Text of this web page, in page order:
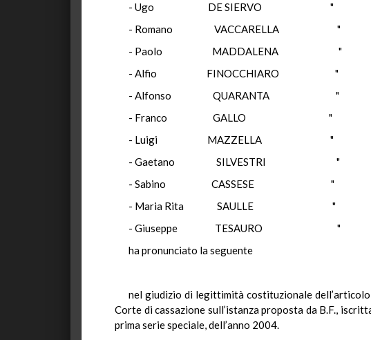
- Ugo DE SIERVO "
- Romano VACCARELLA "
- Paolo MADDALENA "
- Alfio FINOCCHIARO "
- Alfonso QUARANTA "
- Franco GALLO "
- Luigi MAZZELLA "
- Gaetano SILVESTRI "
- Sabino CASSESE "
- Maria Rita SAULLE "
- Giuseppe TESAURO "
ha pronunciato la seguente
nel giudizio di legittimità costituzionale
Corte di cassazione sull’istanza proposta da B.F.,
prima serie speciale, dell’anno 2004.